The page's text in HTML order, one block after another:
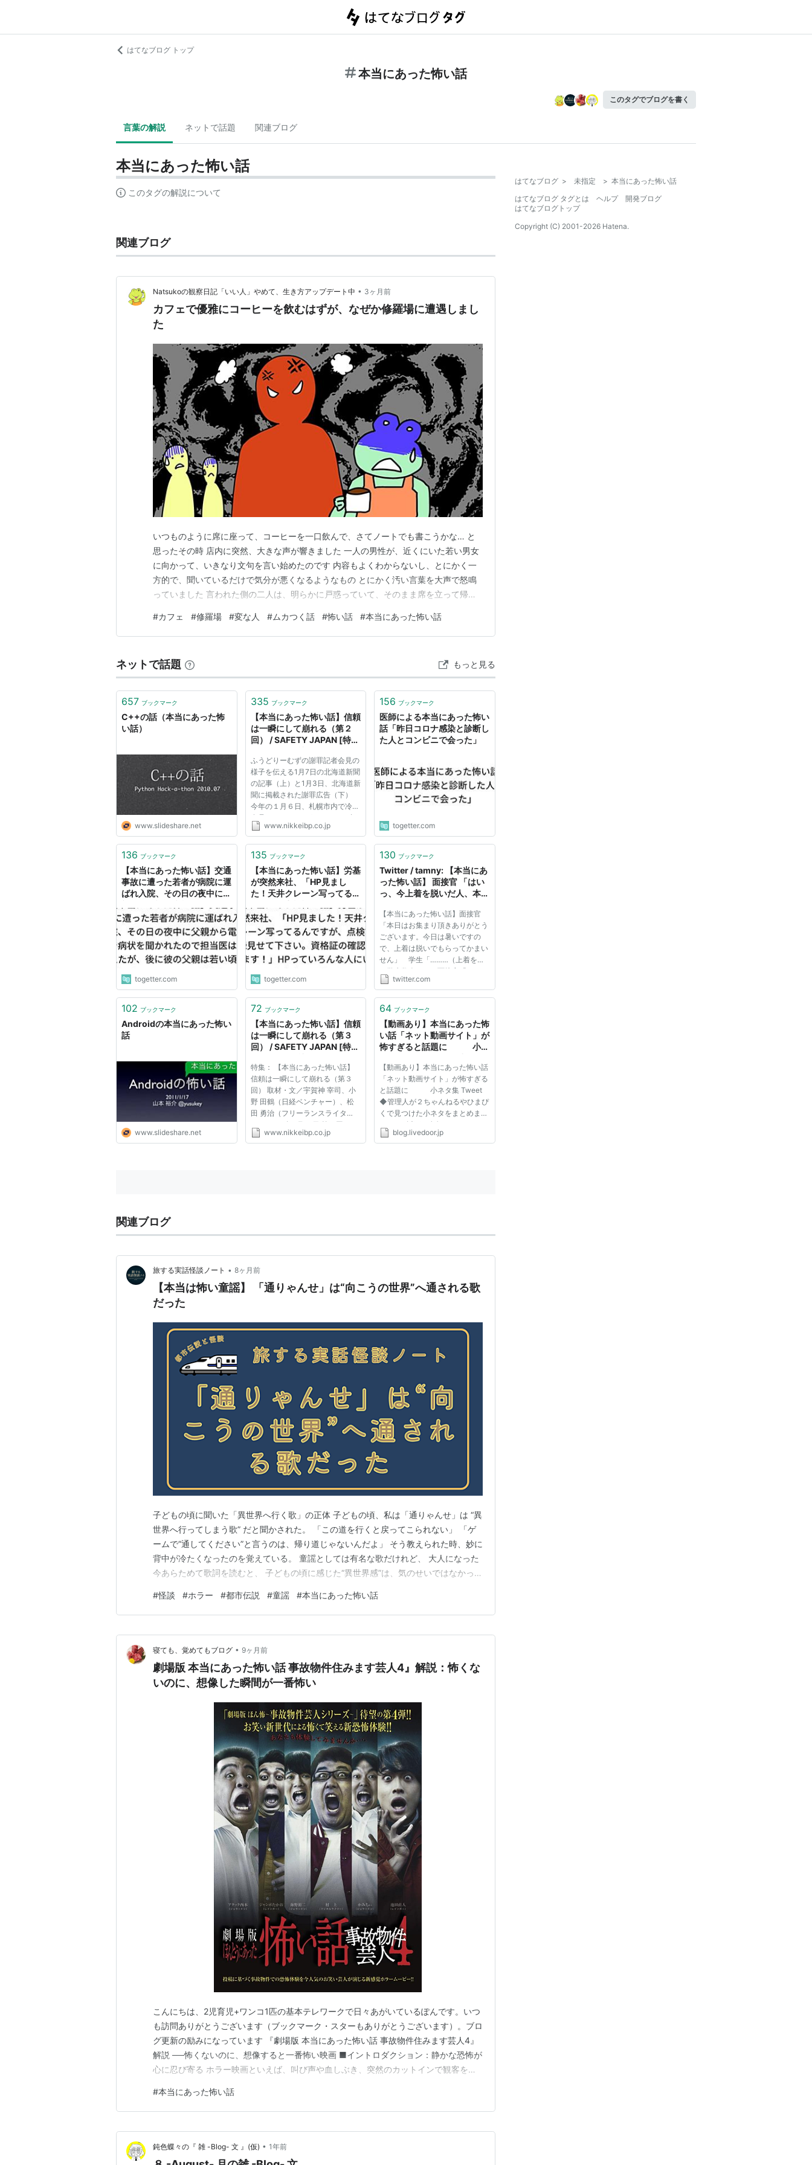
はてなブログ トップ
本当にあった怖い話
このタグでブログを書く
言葉の解説 ネットで話題 関連ブログ
本当にあった怖い話
このタグの解説について
関連ブログ
Natsukoの観察日記「いい人」やめて、生き方アップデート中 • 3ヶ月前
カフェで優雅にコーヒーを飲むはずが、なぜか修羅場に遭遇しまし
た
いつものように席に座って、コーヒーを一口飲んで、さてノートでも書こうかな… と
思ったその時 店内に突然、大きな声が響きました 一人の男性が、近くにいた若い男女
に向かって、いきなり文句を言い始めたのです 内容もよくわからないし、とにかく一
方的で、聞いているだけで気分が悪くなるようなもの とにかく汚い言葉を大声で怒鳴
っていました 言われた側の二人は、明らかに戸惑っていて、そのまま席を立って帰っ
っとんでしまいました その怒っていた男性もすぐにその後帰って行ったのですが 正
直、怖いしムカつくしで、その場ではただ固まることし…
#カフェ #修羅場 #変な人 #ムカつく話 #怖い話 #本当にあった怖い話
ネットで話題 もっと見る
657 ブックマーク
C++の話（本当にあった怖
い話）
www.slideshare.net
335 ブックマーク
【本当にあった怖い話】信頼
は一瞬にして崩れる（第２
回） / SAFETY JAPAN [特
ふうどりーむずの謝罪記者会見の
様子を伝える1月7日の北海道新聞
の記事（上）と1月3日、北海道新
聞に掲載された謝罪広告（下）
今年の１月６日、札幌市内で冷凍
食品メーカー、ふうどりーむず
（北海道小樽市）の謝罪記者会見
せちセットを約１万5000セット
れ...
www.nikkeibp.co.jp
156 ブックマーク
医師による本当にあった怖い
話「昨日コロナ感染と診断し
た人とコンビニで会った」
togetter.com
136 ブックマーク
【本当にあった怖い話】交通
事故に遭った若者が病院に運
ばれ入院、その日の夜中に父
ので担当医は答えたが、後に
彼の父親は若い頃に亡くなっ
ていたことが判明し…
togetter.com
135 ブックマーク
【本当にあった怖い話】労基
が突然来社、「HP見まし
た！天井クレーン写ってるん
い。資格証の確認します！」
HPっていろんな人にいろん
な角度から見られる
togetter.com
130 ブックマーク
Twitter / tamny: 【本当にあ
った怖い話】 面接官 「はい
っ、今上着を脱いだ人、本日
てお帰り下さい。ありがとう
ございました。」
【本当にあった怖い話】面接官
「本日はお集まり頂きありがとう
ございます。今日は暑いですの
で、上着は脱いでもらってかまい
せん」 学生「………（上着を脱
ぐ学生数人）」 面接官「はい
っ、今上着を脱いだ人、本日はこ
下さい。ありがとうございまし
100+人がリツ...
twitter.com
102 ブックマーク
Androidの本当にあった怖い
話
www.slideshare.net
72 ブックマーク
【本当にあった怖い話】信頼
は一瞬にして崩れる（第３
回） / SAFETY JAPAN [特
特集： 【本当にあった怖い話】
信頼は一瞬にして崩れる（第３
回） 取材・文／宇賀神 宰司、小
野 田鶴（日経ベンチャー）、松
田 勇治（フリーランスライタ
ー） 2006年6月13日 第２回はこ
ちら >> 第１回はこちら >> 「ネ
www.nikkeibp.co.jp
64 ブックマーク
【動画あり】本当にあった怖
い話「ネット動画サイト」が
怖すぎると話題に 小ネ
ライブドアブログ
【動画あり】本当にあった怖い話
「ネット動画サイト」が怖すぎる
と話題に 小ネタ集 Tweet
◆管理人が２ちゃんねるやひまぴ
くで見つけた小ネタをまとめまし
た 39： 以下、名無しにかわりま
してVIPがお送りします：
blog.livedoor.jp
関連ブログ
旅する実話怪談ノート • 8ヶ月前
【本当は怖い童謡】 「通りゃんせ」は“向こうの世界”へ通される歌
だった
子どもの頃に聞いた「異世界へ行く歌」の正体 子どもの頃、私は「通りゃんせ」は “異
世界へ行ってしまう歌” だと聞かされた。 「この道を行くと戻ってこられない」 「ゲ
ームで“通してください”と言うのは、帰り道じゃないんだよ」 そう教えられた時、妙に
背中が冷たくなったのを覚えている。 童謡としては有名な歌だけれど、 大人になった
今あらためて歌詞を読むと、 子どもの頃に感じた“異世界感”は、気のせいではなかった
帰れないことが前提の歌”として解釈されることが多い。 歌の中で語られるのは、 この
先は神様の領域 行き…
#怪談 #ホラー #都市伝説 #童謡 #本当にあった怖い話
寝ても、覚めてもブログ • 9ヶ月前
劇場版 本当にあった怖い話 事故物件住みます芸人4』解説：怖くな
いのに、想像した瞬間が一番怖い
こんにちは、2児育児+ワンコ1匹の基本テレワークで日々あがいているぽんです。いつ
も訪問ありがとうございます（ブックマーク・スターもありがとうございます）。ブロ
グ更新の励みになっています 『劇場版 本当にあった怖い話 事故物件住みます芸人4』
解説 ──怖くないのに、想像すると一番怖い映画 ■イントロダクション：静かな恐怖が
心に忍び寄る ホラー映画といえば、叫び声や血しぶき、突然のカットインで観客を驚
い話 事故物件住みます芸人4』は、その真逆をいく作品です。 この映画は、「怖くな
いのに、怖い」という不思議な余韻を残します…
#本当にあった怖い話
鈍色蝶々の『 雑 -Blog- 文 』(仮) • 1年前
はてなブログ > 未指定 > 本当にあった怖い話
はてなブログ タグとは
ヘルプ
開発ブログ
はてなブログトップ
Copyright (C) 2001-2026 Hatena.